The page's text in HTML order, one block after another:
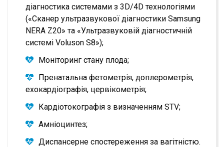
діагностика системами з 3D/4D технологіями
(«Сканер ультразвукової діагностики Samsung
NERA Z20» та «Ультразвуковій діагностичній
системі Voluson S8»);
Моніторинг стану плода;
Пренатальна фетометрія, доплерометрія,
ехокардіографія, цервікометрія;
Кардіотокографія з визначенням STV;
Амніоцинтез;
Диспансерне спостереження за вагітністю.